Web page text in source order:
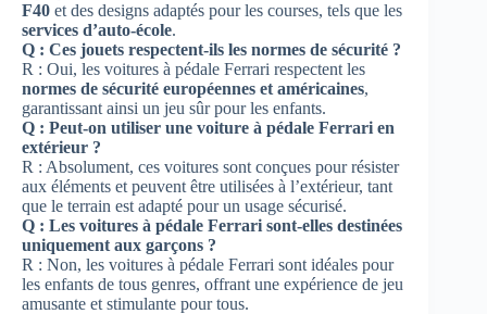
F40 et des designs adaptés pour les courses, tels que les
services d’auto-école.
Q : Ces jouets respectent-ils les normes de sécurité ?
R : Oui, les voitures à pédale Ferrari respectent les
normes de sécurité européennes et américaines,
garantissant ainsi un jeu sûr pour les enfants.
Q : Peut-on utiliser une voiture à pédale Ferrari en
extérieur ?
R : Absolument, ces voitures sont conçues pour résister
aux éléments et peuvent être utilisées à l’extérieur, tant
que le terrain est adapté pour un usage sécurisé.
Q : Les voitures à pédale Ferrari sont-elles destinées
uniquement aux garçons ?
R : Non, les voitures à pédale Ferrari sont idéales pour
les enfants de tous genres, offrant une expérience de jeu
amusante et stimulante pour tous.